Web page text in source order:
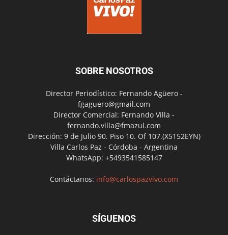
SOBRE NOSOTROS
Director Periodístico: Fernando Agüero -
fgaguero@gmail.com
Director Comercial: Fernando Villa -
fernando.villa@fmazul.com
Dirección: 9 de Julio 90. Piso 10. Of 107.(X5152EYN)
Villa Carlos Paz - Córdoba - Argentina
WhatsApp: +5493541585147
Contáctanos: info@carlospazvivo.com
SÍGUENOS